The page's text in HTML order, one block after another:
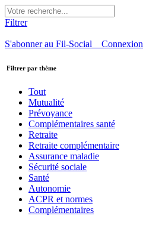
Filtrer
S'abonner au Fil-Social Connexion
Filtrer par thème
Tout
Mutualité
Prévoyance
Complémentaires santé
Retraite
Retraite complémentaire
Assurance maladie
Sécurité sociale
Santé
Autonomie
ACPR et normes
Complémentaires